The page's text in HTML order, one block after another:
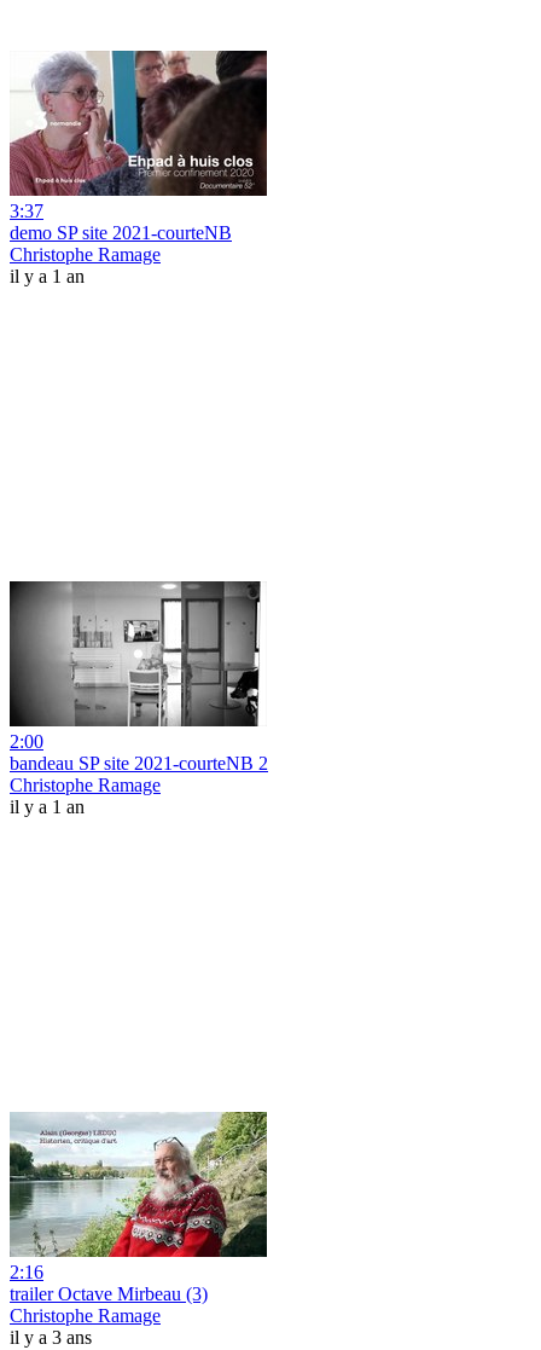
3:37
demo SP site 2021-courteNB
Christophe Ramage
il y a 1 an
2:00
bandeau SP site 2021-courteNB 2
Christophe Ramage
il y a 1 an
2:16
trailer Octave Mirbeau (3)
Christophe Ramage
il y a 3 ans